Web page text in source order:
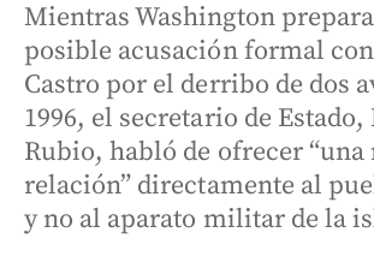
Mientras Washington
posible acusación formal
Castro por el derribo de dos
1996, el secretario de Estado,
Rubio, habló de ofrecer “una
relación” directamente al
y no al aparato militar de la